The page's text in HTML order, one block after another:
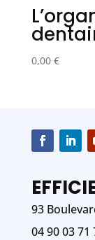
0,00 €
93
04 90 03 71